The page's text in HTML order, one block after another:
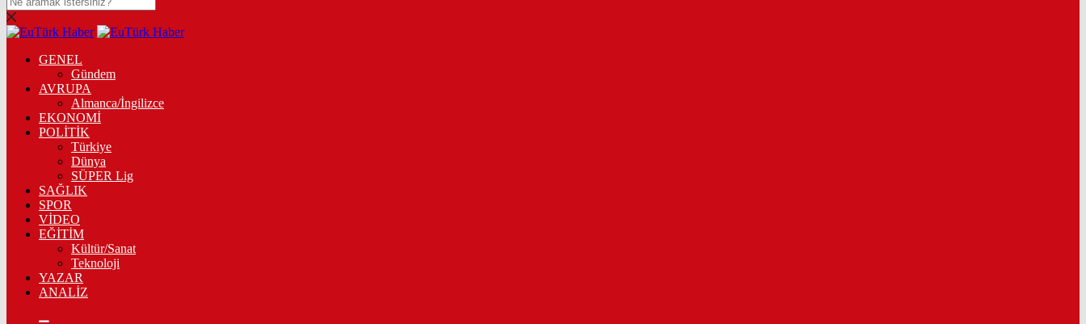
GENEL
Gündem
AVRUPA
Almanca/İngilizce
EKONOMİ
POLİTİK
Türkiye
Dünya
SÜPER Lig
SAĞLIK
SPOR
VİDEO
EĞİTİM
Kültür/Sanat
Teknoloji
YAZAR
ANALİZ